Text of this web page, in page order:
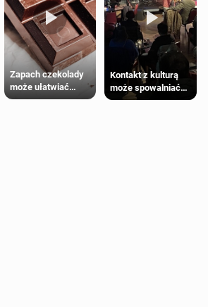
Zapach czekolady
może ułatwiać
trening siłowy
Kontakt z kulturą
może spowalniać
starzenie